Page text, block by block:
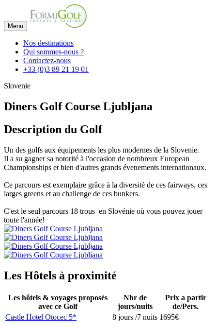
Menu
Nos destinations
Qui sommes-nous ?
Contactez-nous
+33 (0)3 89 21 19 01
Slovenie
Diners Golf Course Ljubljana
Description du Golf
Un des golfs aux équipements les plus modernes de la Slovenie.
Il a su gagner sa notorité à l'occasion de nombreux European
Championships et bien d'autres grands évenements internationaux.
Ce parcours est exemplaire grâce à la diversité de ces fairways, ces
larges greens et au challenge de ces bunkers.
C'est le seul parcours 18 trous en Slovénie où vous pouvez jouer
toute l'année!
Les Hôtels à proximité
Les hôtels & voyages proposés
avec ce Golf
Nbr de
jours/nuits
Prix a partir
de/Pers.
Castle Hotel Otocec 5*
8 jours /7 nuits 1695€